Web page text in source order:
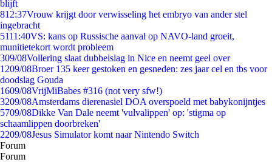
blijft
812:37Vrouw krijgt door verwisseling het embryo van ander stel
ingebracht
5111:40VS: kans op Russische aanval op NAVO-land groeit,
munitietekort wordt probleem
309/08Vollering slaat dubbelslag in Nice en neemt geel over
1209/08Broer 135 keer gestoken en gesneden: zes jaar cel en tbs voor
doodslag Gouda
1609/08VrijMiBabes #316 (not very sfw!)
3209/08Amsterdams dierenasiel DOA overspoeld met babykonijntjes
5709/08Dikke Van Dale neemt 'vulvalippen' op: 'stigma op
schaamlippen doorbreken'
2209/08Jesus Simulator komt naar Nintendo Switch
Forum
Forum